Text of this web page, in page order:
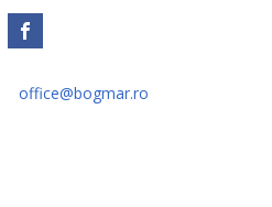
office@bogmar.ro